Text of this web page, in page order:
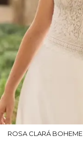
ROSA CLARÁ BOHEME